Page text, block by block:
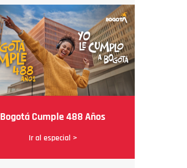
Bogotá Cumple 488 Años
Ir al especial >